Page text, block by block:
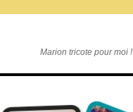
Marion tricote pour moi !